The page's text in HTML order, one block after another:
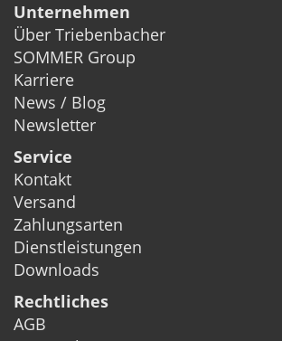
Unternehmen
Über Triebenbacher
SOMMER Group
Karriere
News / Blog
Newsletter
Service
Kontakt
Versand
Zahlungsarten
Dienstleistungen
Downloads
Rechtliches
AGB